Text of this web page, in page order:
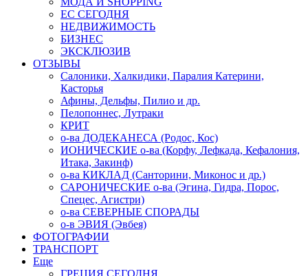
ЕС СЕГОДНЯ
НЕДВИЖИМОСТЬ
БИЗНЕС
ЭКСКЛЮЗИВ
ОТЗЫВЫ
Салоники, Халкидики, Паралия Катерини,
Касторья
Афины, Дельфы, Пилио и др.
Пелопоннес, Лутраки
КРИТ
о-ва ДОДЕКАНЕСА (Родос, Кос)
ИОНИЧЕСКИЕ о-ва (Корфу, Лефкада, Кефалония,
Итака, Закинф)
о-ва КИКЛАД (Санторини, Миконос и др.)
САРОНИЧЕСКИЕ о-ва (Эгина, Гидра, Порос,
Спецес, Агистри)
о-ва СЕВЕРНЫЕ СПОРАДЫ
о-в ЭВИЯ (Эвбея)
ФОТОГРАФИИ
ТРАНСПОРТ
Еще
ГРЕЦИЯ СЕГОДНЯ